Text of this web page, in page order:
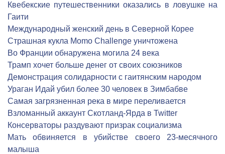
Квебекские путешественники оказались в ловушке на
Гаити
Международный женский день в Северной Корее
Страшная кукла Momo Challenge уничтожена
Во Франции обнаружена могила 24 века
Трамп хочет больше денег от своих союзников
Демонстрация солидарности с гаитянским народом
Ураган Идай убил более 30 человек в Зимбабве
Самая загрязненная река в мире переливается
Взломанный аккаунт Скотланд-Ярда в Twitter
Консерваторы раздувают призрак социализма
Мать обвиняется в убийстве своего 23-месячного
малыша